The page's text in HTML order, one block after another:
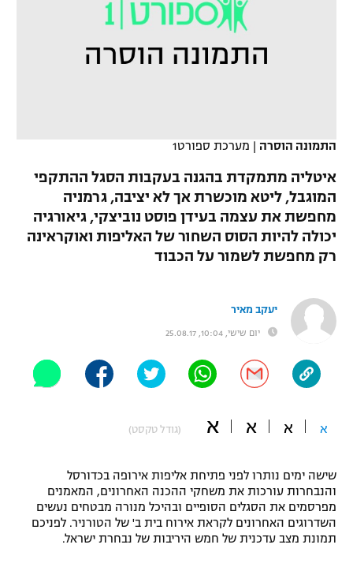
לוח שידורים
ברחבה
"מעל הליגה" – פודקאסט
"מחצית בשכונה" – פודקאסט
משתתפים וזוכים בפרסים
תקנון משתתפים וזוכים בפרסים
תקנון עבור פעילות אלקטרה
טניס
גיימינג E-Sports
הפועל תל אביב
הפועל באר שבע
בני יהודה
ליגה הולנדית
ליגה סינית
ליגה ברזילאית
ליגות נוספות
מכבי תל אביב
ג'ודו
אגרוף
UFC
אופניים
ספורט מוטורי
פוטבול אמריקאי NFL
בייסבול MLB
התמונה הוסרה | מערכת ספורט1
איטליה מתמקדת בהגנה בעקבות הסגל ההתקפי
המוגבל, ליטא מוכשרת אך לא יציבה, גרמניה
מחפשת את עצמה בעידן פוסט נוביצקי, גיאורגיה
יכולה להיות הסוס השחור של האליפות ואוקראינה
רק מחפשת לשמור על הכבוד
יעקב מאיר
יום שישי, 10:04, 25.08.17
א א א א (גודל טקסט)
שישה ימים נותרו לפני פתיחת אליפות אירופה בכדורסל
והנבחרות עורכות את משחקי ההכנה האחרונים, המאמנים
מפרסמים את הסגלים הסופיים ובהיכל מנורה מבטחים נעשים
השדרוגים האחרונים לקראת אירוח בית ב' של הטורניר. לפניכם
תמונת מצב עדכנית של חמש היריבות של נבחרת ישראל.